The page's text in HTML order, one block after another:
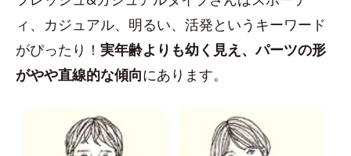
ィ、カジュアル、明るい、活発というキーワード
がぴったり！ 実年齢よりも幼く見え、パーツの形
がやや直線的な傾向にあります。